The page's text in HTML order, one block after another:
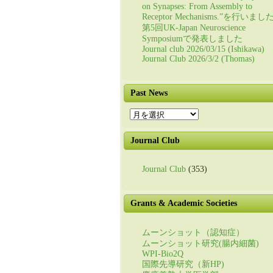
on Synapses: From Assembly to
Receptor Mechanisms.”を行いまし
第5回UK-Japan Neuroscience
Symposiumで発表しました
Journal club 2026/03/15 (Ishikawa)
Journal Club 2026/3/2 (Thomas)
Past News
Past
News
Journal Club
Journal Club (353)
Grants & Academic Societies
ムーンショット（認知症）
ムーンショット研究(腸内細菌)
WPI-Bio2Q
国際先導研究（新HP)